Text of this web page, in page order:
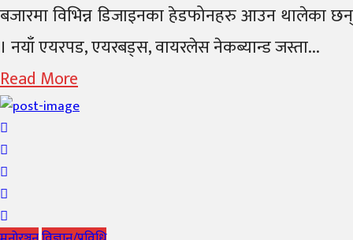
बजारमा विभिन्न डिजाइनका हेडफोनहरु आउन थालेका छन्
। नयाँ एयरपड, एयरबड्स, वायरलेस नेकब्यान्ड जस्ता...
Read More